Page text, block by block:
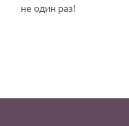
не один раз!